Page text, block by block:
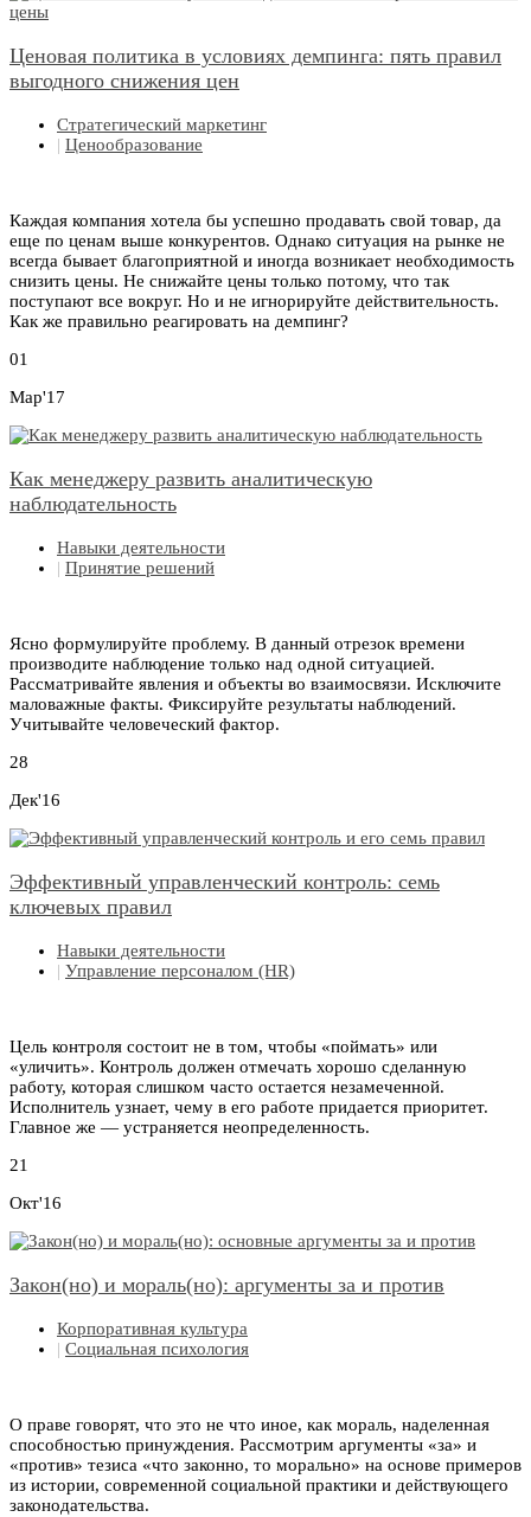
Ценовая политика в условиях демпинга: пять правил
выгодного снижения цен
Стратегический маркетинг
| Ценообразование
Каждая компания хотела бы успешно продавать свой товар, да
еще по ценам выше конкурентов. Однако ситуация на рынке не
всегда бывает благоприятной и иногда возникает необходимость
снизить цены. Не снижайте цены только потому, что так
поступают все вокруг. Но и не игнорируйте действительность.
Как же правильно реагировать на демпинг?
01
Мар'17
Как менеджеру развить аналитическую
наблюдательность
Навыки деятельности
| Принятие решений
Ясно формулируйте проблему. В данный отрезок времени
производите наблюдение только над одной ситуацией.
Рассматривайте явления и объекты во взаимосвязи. Исключите
маловажные факты. Фиксируйте результаты наблюдений.
Учитывайте человеческий фактор.
28
Дек'16
Эффективный управленческий контроль: семь
ключевых правил
Навыки деятельности
| Управление персоналом (HR)
Цель контроля состоит не в том, чтобы «поймать» или
«уличить». Контроль должен отмечать хорошо сделанную
работу, которая слишком часто остается незамеченной.
Исполнитель узнает, чему в его работе придается приоритет.
Главное же — устраняется неопределенность.
21
Окт'16
Закон(но) и мораль(но): аргументы за и против
Корпоративная культура
| Социальная психология
О праве говорят, что это не что иное, как мораль, наделенная
способностью принуждения. Рассмотрим аргументы «за» и
«против» тезиса «что законно, то морально» на основе примеров
из истории, современной социальной практики и действующего
законодательства.